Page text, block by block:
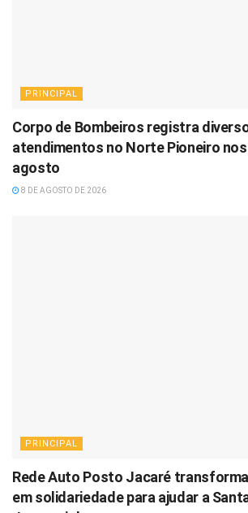
PRINCIPAL
Corpo de Bombeiros registra
atendimentos no Norte Pioneiro nos
agosto
8 DE AGOSTO DE 2026
PRINCIPAL
Rede Auto Posto Jacaré
em solidariedade para ajudar a